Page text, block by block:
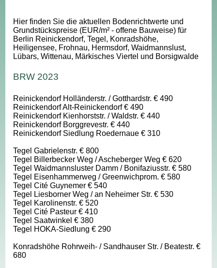
Hier finden Sie die aktuellen Bodenrichtwerte und
Grundstückspreise (EUR/m² - offene Bauweise) für
Berlin Reinickendorf, Tegel, Konradshöhe,
Heiligensee, Frohnau, Hermsdorf, Waidmannslust,
Lübars, Wittenau, Märkisches Viertel und Borsigwalde
BRW 2023
Reinickendorf Holländerstr. / Gotthardstr. € 490
Reinickendorf Alt-Reinickendorf € 490
Reinickendorf Kienhorststr. / Waldstr. € 440
Reinickendorf Borggrevestr. € 440
Reinickendorf Siedlung Roedernaue € 310
Tegel Gabrielenstr. € 800
Tegel Billerbecker Weg / Ascheberger Weg € 620
Tegel Waidmannsluster Damm / Bonifaziusstr. € 580
Tegel Eisenhammerweg / Greenwichprom. € 580
Tegel Cité Guynemer € 540
Tegel Liesborner Weg / an Neheimer Str. € 530
Tegel Karolinenstr. € 520
Tegel Cité Pasteur € 410
Tegel Saatwinkel € 380
Tegel HOKA-Siedlung € 290
Konradshöhe Rohrweih- / Sandhauser Str. / Beatestr. €
680